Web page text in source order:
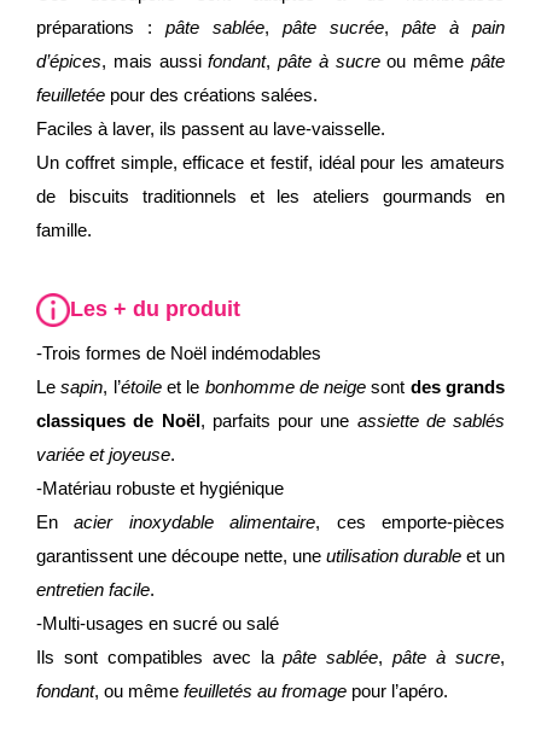
préparations : pâte sablée, pâte sucrée, pâte à pain
d’épices, mais aussifondant,pâte à sucreou mêmepâte
feuilletée pour des créations salées.
Faciles à laver, ils passent au lave-vaisselle.
Un coffret simple, efficace et festif, idéal pour les amateurs
de biscuits traditionnels et les ateliers gourmands en
famille.
Les + du produit
-Trois formes de Noël indémodables
Lesapin, l’étoileet le bonhomme de neige sont des grands
classiques de Noël, parfaits pour une assiette de sablés
variée et joyeuse.
-Matériau robuste et hygiénique
Enacier inoxydable alimentaire, ces emporte-pièces
garantissent une découpe nette, une utilisation durable et un
entretien facile.
-Multi-usages en sucré ou salé
Ils sont compatibles avec lapâte sablée,pâte à sucre,
fondant, ou même feuilletés au fromage pour l’apéro.